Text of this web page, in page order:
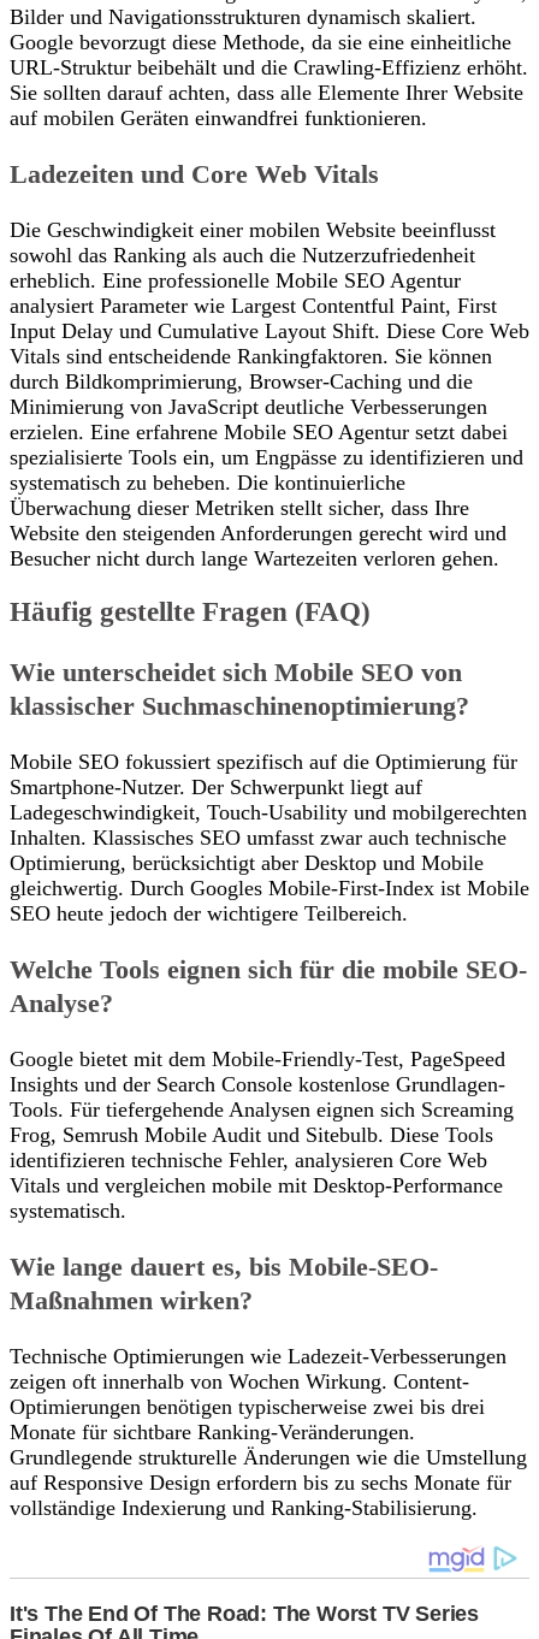
Bilder und Navigationsstrukturen dynamisch skaliert.
Google bevorzugt diese Methode, da sie eine einheitliche
URL-Struktur beibehält und die Crawling-Effizienz erhöht.
Sie sollten darauf achten, dass alle Elemente Ihrer Website
auf mobilen Geräten einwandfrei funktionieren.
Ladezeiten und Core Web Vitals
Die Geschwindigkeit einer mobilen Website beeinflusst
sowohl das Ranking als auch die Nutzerzufriedenheit
erheblich. Eine professionelle Mobile SEO Agentur
analysiert Parameter wie Largest Contentful Paint, First
Input Delay und Cumulative Layout Shift. Diese Core Web
Vitals sind entscheidende Rankingfaktoren. Sie können
durch Bildkomprimierung, Browser-Caching und die
Minimierung von JavaScript deutliche Verbesserungen
erzielen. Eine erfahrene Mobile SEO Agentur setzt dabei
spezialisierte Tools ein, um Engpässe zu identifizieren und
systematisch zu beheben. Die kontinuierliche
Überwachung dieser Metriken stellt sicher, dass Ihre
Website den steigenden Anforderungen gerecht wird und
Besucher nicht durch lange Wartezeiten verloren gehen.
Häufig gestellte Fragen (FAQ)
Wie unterscheidet sich Mobile SEO von
klassischer Suchmaschinenoptimierung?
Mobile SEO fokussiert spezifisch auf die Optimierung für
Smartphone-Nutzer. Der Schwerpunkt liegt auf
Ladegeschwindigkeit, Touch-Usability und mobilgerechten
Inhalten. Klassisches SEO umfasst zwar auch technische
Optimierung, berücksichtigt aber Desktop und Mobile
gleichwertig. Durch Googles Mobile-First-Index ist Mobile
SEO heute jedoch der wichtigere Teilbereich.
Welche Tools eignen sich für die mobile SEO-
Analyse?
Google bietet mit dem Mobile-Friendly-Test, PageSpeed
Insights und der Search Console kostenlose Grundlagen-
Tools. Für tiefergehende Analysen eignen sich Screaming
Frog, Semrush Mobile Audit und Sitebulb. Diese Tools
identifizieren technische Fehler, analysieren Core Web
Vitals und vergleichen mobile mit Desktop-Performance
systematisch.
Wie lange dauert es, bis Mobile-SEO-
Maßnahmen wirken?
Technische Optimierungen wie Ladezeit-Verbesserungen
zeigen oft innerhalb von Wochen Wirkung. Content-
Optimierungen benötigen typischerweise zwei bis drei
Monate für sichtbare Ranking-Veränderungen.
Grundlegende strukturelle Änderungen wie die Umstellung
auf Responsive Design erfordern bis zu sechs Monate für
vollständige Indexierung und Ranking-Stabilisierung.